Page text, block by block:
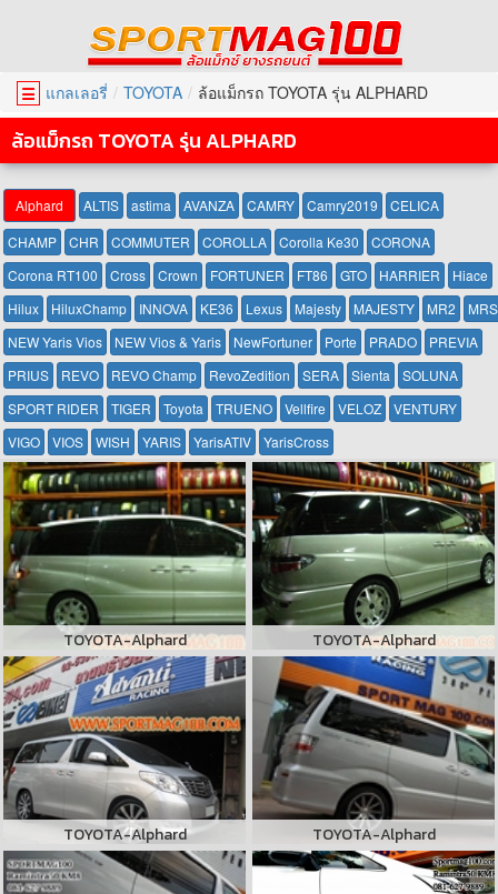
☰ แกลเลอรี่ TOYOTA ล้อแม็กรถ TOYOTA รุ่น ALPHARD
ล้อแม็กรถ TOYOTA รุ่น ALPHARD
Alphard ALTIS astima AVANZA CAMRY Camry2019
CELICA
CHAMP
CHR COMMUTER COROLLA Corolla Ke30
CORONA
Corona RT100
Cross Crown FORTUNER FT86 GTO HARRIER
Hiace
Hilux
HiluxChamp INNOVA KE36 Lexus Majesty MAJESTY MR2
MRS
NEW Yaris Vios
NEW Vios & Yaris NewFortuner Porte PRADO
PREVIA
PRIUS
REVO REVO Champ RevoZedition SERA Sienta
SOLUNA
SPORT RIDER
TIGER Toyota TRUENO Vellfire VELOZ
VENTURY
VIGO
VIOS WISH YARIS YarisATIV YarisCross
TOYOTA-Alphard TOYOTA-Alphard
TOYOTA-Alphard TOYOTA-Alphard